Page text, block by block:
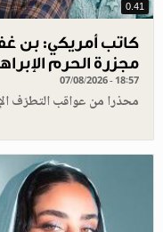
0.41
كاتب أمريكي: بن
مجزرة الحرم
07/08/2026 - 18:57
محذرا من عواقب التطرّف